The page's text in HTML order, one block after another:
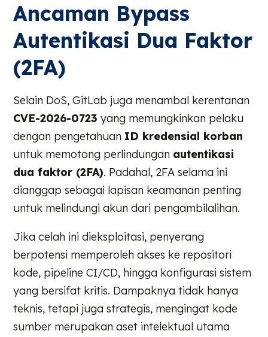
Ancaman Bypass
Autentikasi Dua Faktor
(2FA)
Selain DoS, GitLab juga menambal kerentanan
CVE-2026-0723 yang memungkinkan pelaku
dengan pengetahuan ID kredensial korban
untuk memotong perlindungan autentikasi
dua faktor (2FA). Padahal, 2FA selama ini
dianggap sebagai lapisan keamanan penting
untuk melindungi akun dari pengambilalihan.
Jika celah ini dieksploitasi, penyerang
berpotensi memperoleh akses ke repositori
kode, pipeline CI/CD, hingga konfigurasi sistem
yang bersifat kritis. Dampaknya tidak hanya
teknis, tetapi juga strategis, mengingat kode
sumber merupakan aset intelektual utama